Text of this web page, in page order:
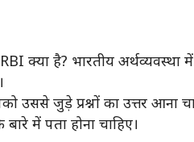
क्या है? भारतीय
जुड़े प्रश्नों का उत्तर आना
बारे में पता होना चाहिए।